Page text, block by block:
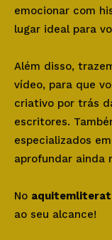
emocionar com
lugar ideal para
Além disso,
vídeo, para que
criativo por trás
escritores.
especializados
aprofundar ainda
No
ao seu alcance!